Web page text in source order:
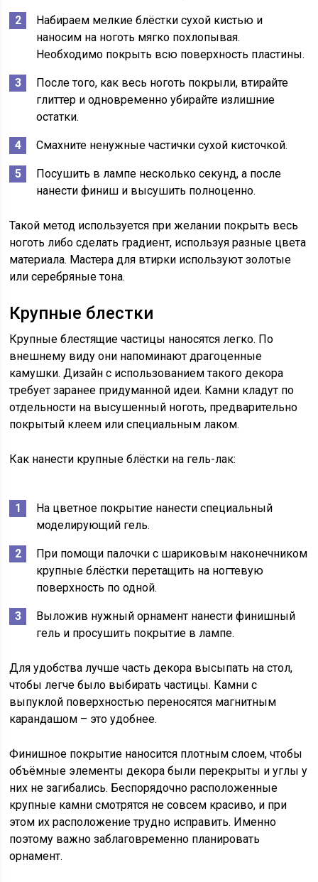
Набираем мелкие блёстки сухой кистью и
наносим на ноготь мягко похлопывая.
Необходимо покрыть всю поверхность пластины.
После того, как весь ноготь покрыли, втирайте
глиттер и одновременно убирайте излишние
остатки.
Смахните ненужные частички сухой кисточкой.
Посушить в лампе несколько секунд, а после
нанести финиш и высушить полноценно.
Такой метод используется при желании покрыть весь
ноготь либо сделать градиент, используя разные цвета
материала. Мастера для втирки используют золотые
или серебряные тона.
Крупные блестки
Крупные блестящие частицы наносятся легко. По
внешнему виду они напоминают драгоценные
камушки. Дизайн с использованием такого декора
требует заранее придуманной идеи. Камни кладут по
отдельности на высушенный ноготь, предварительно
покрытый клеем или специальным лаком.
Как нанести крупные блёстки на гель-лак:
На цветное покрытие нанести специальный
моделирующий гель.
При помощи палочки с шариковым наконечником
крупные блёстки перетащить на ногтевую
поверхность по одной.
Выложив нужный орнамент нанести финишный
гель и просушить покрытие в лампе.
Для удобства лучше часть декора высыпать на стол,
чтобы легче было выбирать частицы. Камни с
выпуклой поверхностью переносятся магнитным
карандашом – это удобнее.
Финишное покрытие наносится плотным слоем, чтобы
объёмные элементы декора были перекрыты и углы у
них не загибались. Беспорядочно расположенные
крупные камни смотрятся не совсем красиво, и при
этом их расположение трудно исправить. Именно
поэтому важно заблаговременно планировать
орнамент.